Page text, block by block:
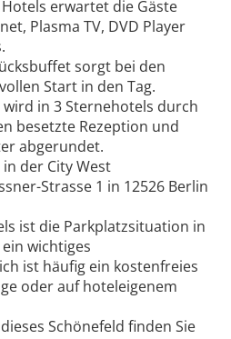
erwartet die Gäste
Plasma TV, DVD Player
sorgt bei den
Start in den Tag.
wird in 3 Sternehotels durch
besetzte Rezeption und
abgerundet.
der City West
Strasse 1 in 12526 Berlin
ist die Parkplatzsituation in
wichtiges
ist häufig ein kostenfreies
oder auf hoteleigenem
Schönefeld finden Sie